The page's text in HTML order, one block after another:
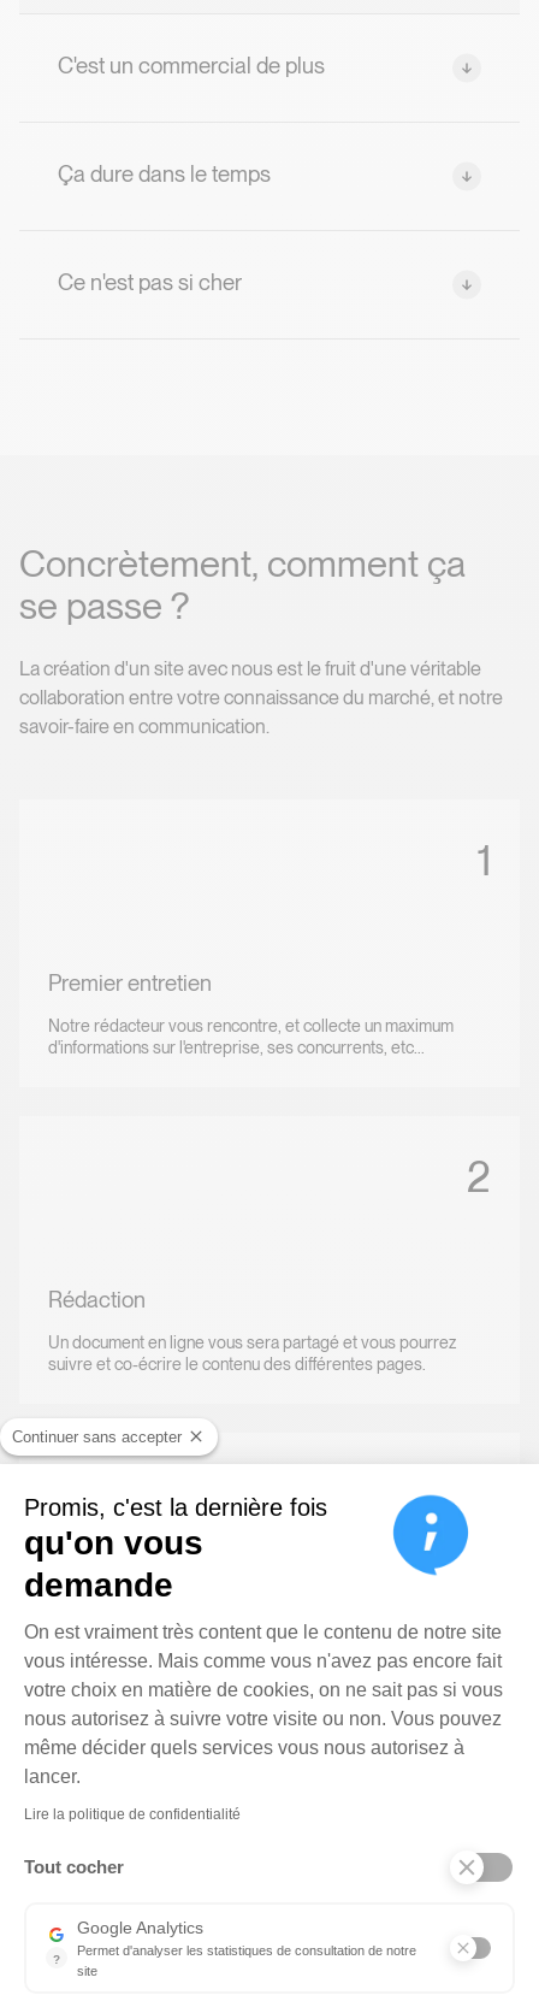
C'est un commercial de plus
Ça dure dans le temps
Ce n'est pas si cher
Concrètement, comment ça
se passe ?
La création d'un site avec nous est le fruit d'une véritable
collaboration entre votre connaissance du marché, et notre
savoir-faire en communication.
1
Premier entretien
Notre rédacteur vous rencontre, et collecte un maximum
d'informations sur l'entreprise, ses concurrents, etc...
2
Rédaction
Un document en ligne vous sera partagé et vous pourrez
suivre et co-écrire le contenu des différentes pages.
Nos graphistes entrent en jeu et conçoivent des maquettes
intégrant les contenus préalablement validés.
Développement
Nos développeurs donnent vie aux maquettes des
Continuer sans accepter
Promis, c'est la dernière fois
qu'on vous
demande
Plateforme de Gestion du
On est vraiment très content que le contenu de notre site
vous intéresse. Mais comme vous n'avez pas encore fait
votre choix en matière de cookies, on ne sait pas si vous
nous autorisez à suivre votre visite ou non. Vous pouvez
même décider quels services vous nous autorisez à
lancer.
Lire la politique de confidentialité
Tout cocher
?
Google Analytics
Permet d'analyser les statistiques de consultation de notre
site